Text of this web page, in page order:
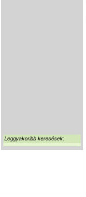
Leggyakoribb keresések: